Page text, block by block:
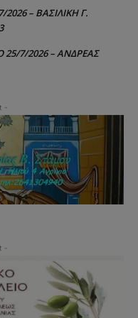
– ΒΑΣΙΛΙΚΗ Γ.
25/7/2026 – ΑΝΔΡΕΑΣ
-
-